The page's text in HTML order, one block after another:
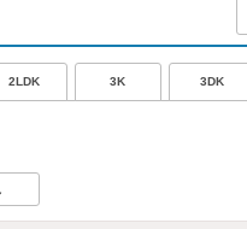
2LDK 3K 3DK